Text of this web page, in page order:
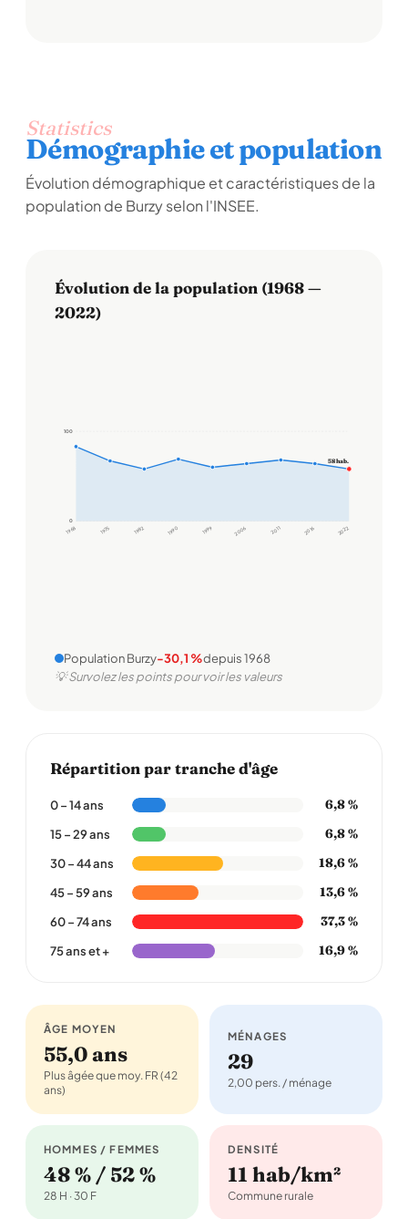
Statistics
Démographie et population
Évolution démographique et caractéristiques de la
population de Burzy selon l'INSEE.
Évolution de la population (1968 —
2022)
00
100
100
1968 1975 1982 1990 1999 2006 2011 2016 2022
58 hab.
Population Burzy-30,1 %depuis 1968
💡 Survolez les points pour voir les valeurs
Répartition par tranche d'âge
0 – 14 ans 6,8 %
15 – 29 ans 6,8 %
30 – 44 ans 18,6 %
45 – 59 ans 13,6 %
60 – 74 ans 37,3 %
75 ans et + 16,9 %
ÂGE MOYEN
55,0 ans
Plus âgée que moy. FR (42
ans)
MÉNAGES
29
2,00 pers. / ménage
HOMMES / FEMMES
48 % / 52 %
28 H · 30 F
DENSITÉ
11 hab/km²
Commune rurale